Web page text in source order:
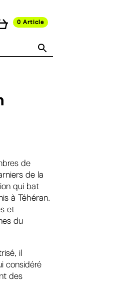
0 Article
de
de la
qui bat
à Téhéran.
et
du
il
considéré
des